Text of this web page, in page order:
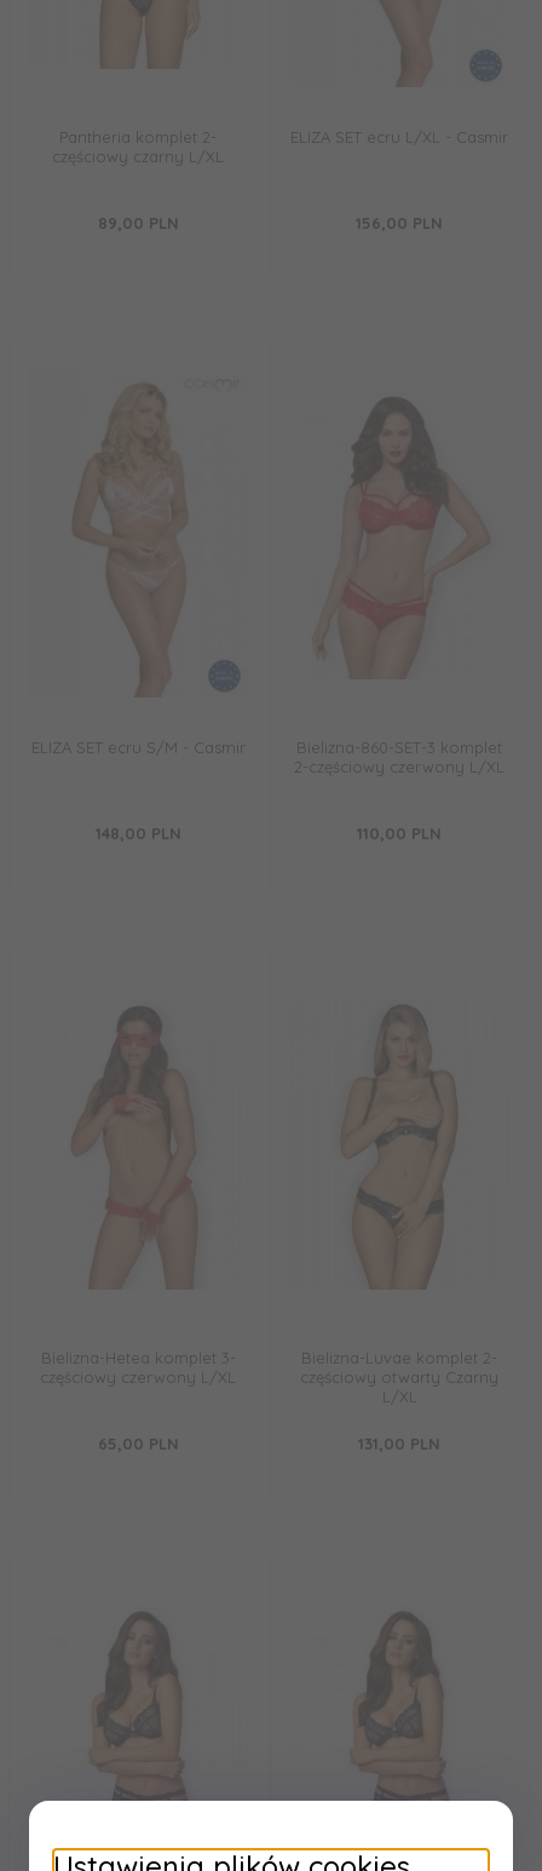
Pantheria komplet 2-
częściowy czarny L/XL
89,00 PLN
ELIZA SET ecru L/XL - Casmir
156,00 PLN
ELIZA SET ecru S/M - Casmir
148,00 PLN
Bielizna-860-SET-3 komplet
2-częściowy czerwony L/XL
110,00 PLN
Bielizna-Hetea komplet 3-
częściowy czerwony L/XL
65,00 PLN
Bielizna-Luvae komplet 2-
częściowy otwarty Czarny
L/XL
131,00 PLN